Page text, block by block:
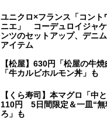
ユニクロ×フランス「コント
ニエ」 コーデュロイジャ
ンツのセットアップ、デニ
アイテム
【松屋】630円「松屋の牛
「牛カルビホルモン丼」も
【くら寿司】本マグロ「中
110円 5日間限定＆一皿“
ろ」も